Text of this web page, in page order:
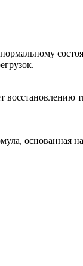
восстановлению
основанная